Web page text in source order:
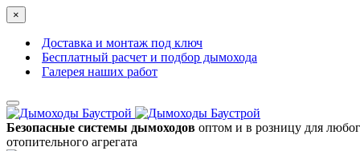
×
Доставка и монтаж под ключ
Бесплатный расчет и подбор дымохода
Галерея наших работ
Безопасные системы дымоходов оптом и в розницу для
отопительного агрегата